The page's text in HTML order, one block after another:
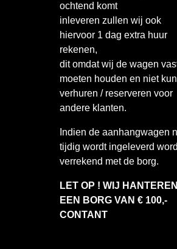
ochtend komt
inleveren zullen wij ook
hiervoor 1 dag extra huur
rekenen,
dit omdat wij de wagen
moeten houden en niet
verhuren / reserveren voor
andere klanten.
Indien de aanhangwagen
tijdig wordt ingeleverd
verrekend met de borg.
LET OP ! WIJ HANTEREN
EEN BORG VAN € 100,-
CONTANT